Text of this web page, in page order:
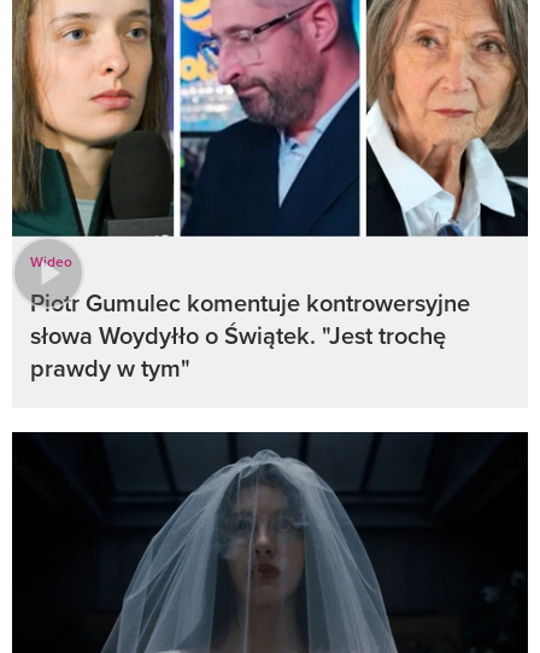
Wideo
Piotr Gumulec komentuje kontrowersyjne
słowa Woydyłło o Świątek. "Jest trochę
prawdy w tym"